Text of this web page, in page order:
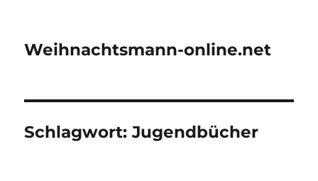
Weihnachtsmann-online.net
Schlagwort:Jugendbücher